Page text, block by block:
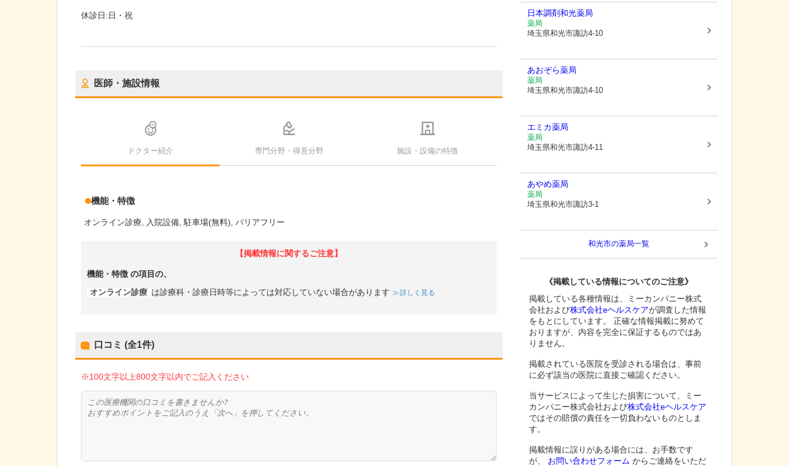
休診日:日・祝
医師・施設情報
ドクター紹介 専門分野・得意分野 施設・設備の特徴
機能・特徴
オンライン診療 入院設備 駐車場(無料) バリアフリー
【掲載情報に関するご注意】
機能・特徴 の項目の、
オンライン診療 は診療科・診療日時等によっては対応していない場合があります 詳しく見る
口コミ (全1件)
※100文字以上800文字以内でご記入ください
日本調剤和光薬局
薬局
埼玉県和光市諏訪4-10
あおぞら薬局
薬局
埼玉県和光市諏訪4-10
エミカ薬局
薬局
埼玉県和光市諏訪4-11
あやめ薬局
薬局
埼玉県和光市諏訪3-1
和光市の薬局一覧
《掲載している情報についてのご注意》
掲載している各種情報は、ミーカンパニー株式
会社および株式会社eヘルスケアが調査した情報
をもとにしています。 正確な情報掲載に努めて
おりますが、内容を完全に保証するものではあ
りません。
掲載されている医院を受診される場合は、事前
に必ず該当の医院に直接ご確認ください。
当サービスによって生じた損害について、ミー
カンパニー株式会社および株式会社eヘルスケア
ではその賠償の責任を一切負わないものとしま
す。
掲載情報に誤りがある場合には、お手数です
が、
お問い合わせフォーム からご連絡をいただ